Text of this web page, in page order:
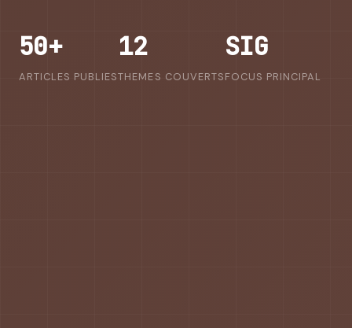
50+
ARTICLES PUBLIES
12
THEMES COUVERTS
SIG
FOCUS PRINCIPAL